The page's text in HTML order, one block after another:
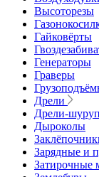
Высоторезы
Гайковёрты
Генераторы
Граверы
Дрели
Дрели-
Дыроколы
Зарядные и